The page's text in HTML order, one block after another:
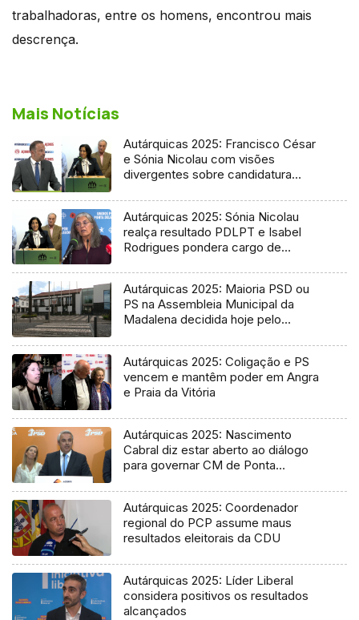
trabalhadoras, entre os homens, encontrou mais
descrença.
Mais Notícias
Autárquicas 2025: Francisco César
e Sónia Nicolau com visões
divergentes sobre candidatura
Autárquicas 2025: Sónia Nicolau
realça resultado PDLPT e Isabel
Rodrigues pondera cargo de
Autárquicas 2025: Maioria PSD ou
PS na Assembleia Municipal da
Madalena decidida hoje pelo
Autárquicas 2025: Coligação e PS
vencem e mantêm poder em Angra
e Praia da Vitória
Autárquicas 2025: Nascimento
Cabral diz estar aberto ao diálogo
para governar CM de Ponta
Autárquicas 2025: Coordenador
regional do PCP assume maus
resultados eleitorais da CDU
Autárquicas 2025: Líder Liberal
considera positivos os resultados
alcançados